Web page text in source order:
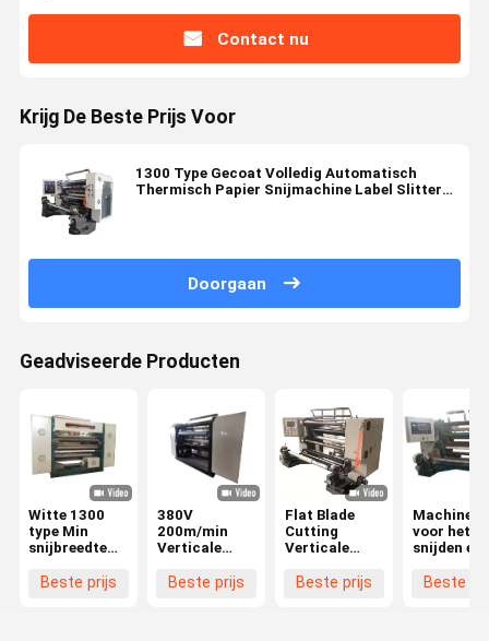
Contact nu
Krijg De Beste Prijs Voor
1300 Type Gecoat Volledig Automatisch
Thermisch Papier Snijmachine Label Slitter
Doorgaan
Geadviseerde Producten
Witte 1300
type Min
snijbreedte
Verticale
Beste prijs
380V
200m/min
Verticale
Composit
Beste prijs
Flat Blade
Cutting
Verticale
Machine 0-
Beste prijs
Machines
voor het
snijden en
van losse
Beste